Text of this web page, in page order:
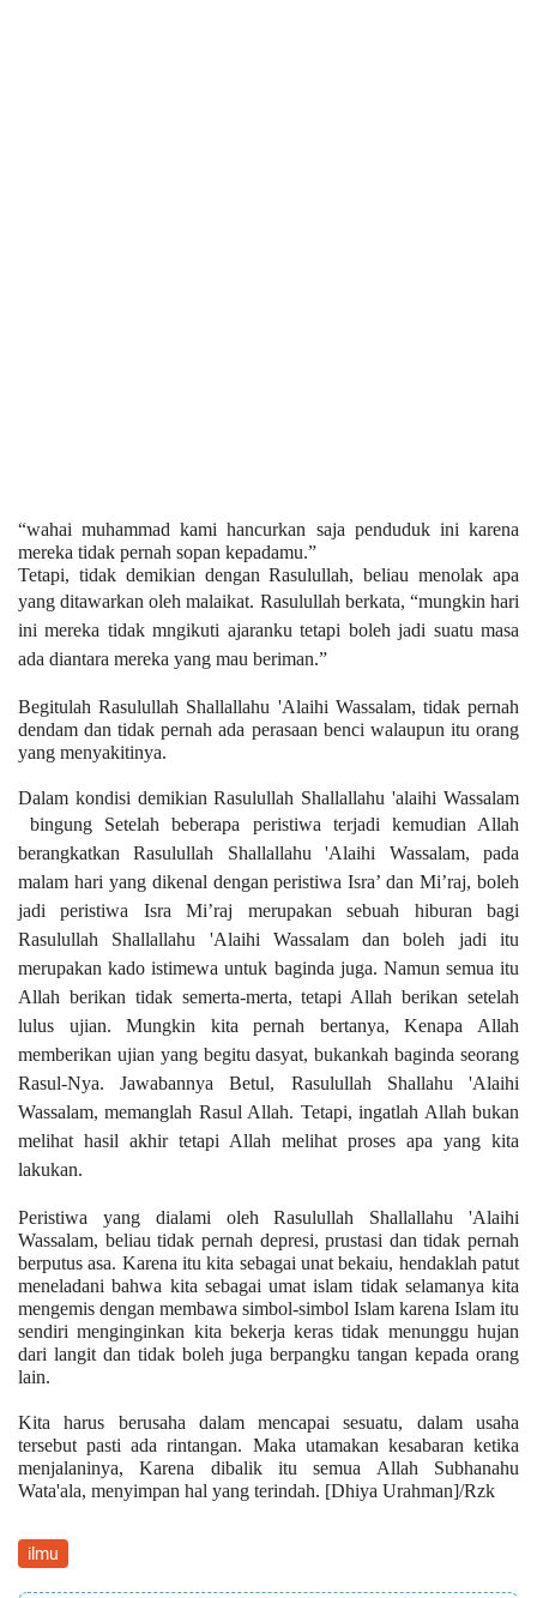
“wahai muhammad kami hancurkan saja penduduk ini karena
mereka tidak pernah sopan kepadamu.”
Tetapi, tidak demikian dengan Rasulullah, beliau menolak apa
yang ditawarkan oleh malaikat. Rasulullah berkata, “mungkin hari
ini mereka tidak mngikuti ajaranku tetapi boleh jadi suatu masa
ada diantara mereka yang mau beriman.”
Begitulah Rasulullah Shallallahu 'Alaihi Wassalam, tidak pernah
dendam dan tidak pernah ada perasaan benci walaupun itu orang
yang menyakitinya.
Dalam kondisi demikian Rasulullah Shallallahu 'alaihi Wassalam
bingung Setelah beberapa peristiwa terjadi kemudian Allah
berangkatkan Rasulullah Shallallahu 'Alaihi Wassalam, pada
malam hari yang dikenal dengan peristiwa Isra’ dan Mi’raj, boleh
jadi peristiwa Isra Mi’raj merupakan sebuah hiburan bagi
Rasulullah Shallallahu 'Alaihi Wassalam dan boleh jadi itu
merupakan kado istimewa untuk baginda juga. Namun semua itu
Allah berikan tidak semerta-merta, tetapi Allah berikan setelah
lulus ujian.Mungkin kita pernah bertanya, Kenapa Allah
memberikan ujian yang begitu dasyat, bukankah baginda seorang
Rasul-Nya. Jawabannya Betul, Rasulullah Shallahu 'Alaihi
Wassalam, memanglah Rasul Allah. Tetapi, ingatlah Allah bukan
melihat hasil akhir tetapi Allah melihat proses apa yang kita
lakukan.
Peristiwa yang dialami oleh Rasulullah Shallallahu 'Alaihi
Wassalam, beliau tidak pernah depresi, prustasi dan tidak pernah
berputus asa. Karena itu kita sebagai unat bekaiu, hendaklah patut
meneladani bahwa kita sebagai umat islam tidak selamanya kita
mengemis dengan membawa simbol-simbol Islam karena Islam itu
sendiri menginginkan kita bekerja keras tidak menunggu hujan
dari langit dan tidak boleh juga berpangku tangan kepada orang
lain.
Kita harus berusaha dalam mencapai sesuatu, dalam usaha
tersebut pasti ada rintangan. Maka utamakan kesabaran ketika
menjalaninya, Karena dibalik itu semua Allah Subhanahu
Wata'ala, menyimpan hal yang terindah. [Dhiya Urahman]/Rzk
ilmu